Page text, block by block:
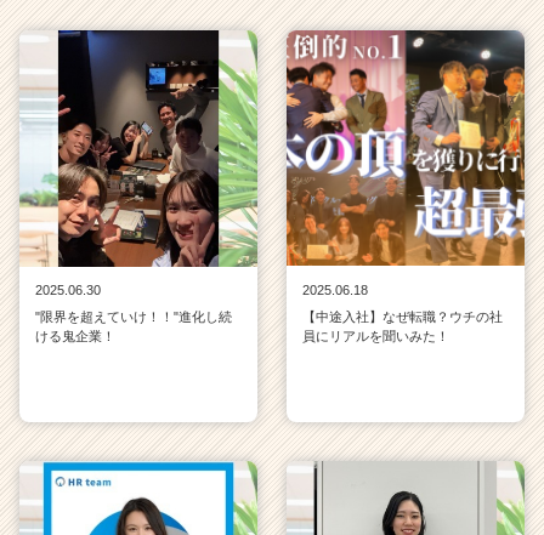
チ
キ
ャ
リ
ア
（C
h
e
e
r）
2025.06.30
"限界を超えていけ！！"進化し続
ける鬼企業！
2025.06.18
【中途入社】なぜ転職？ウチの社
員にリアルを聞いみた！